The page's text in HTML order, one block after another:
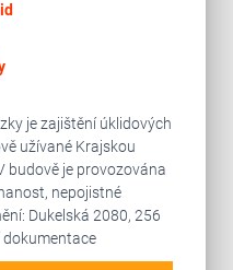
je zajištění úklidových
užívané Krajskou
budově je provozována
nepojistné
Dukelská 2080, 256
dokumentace